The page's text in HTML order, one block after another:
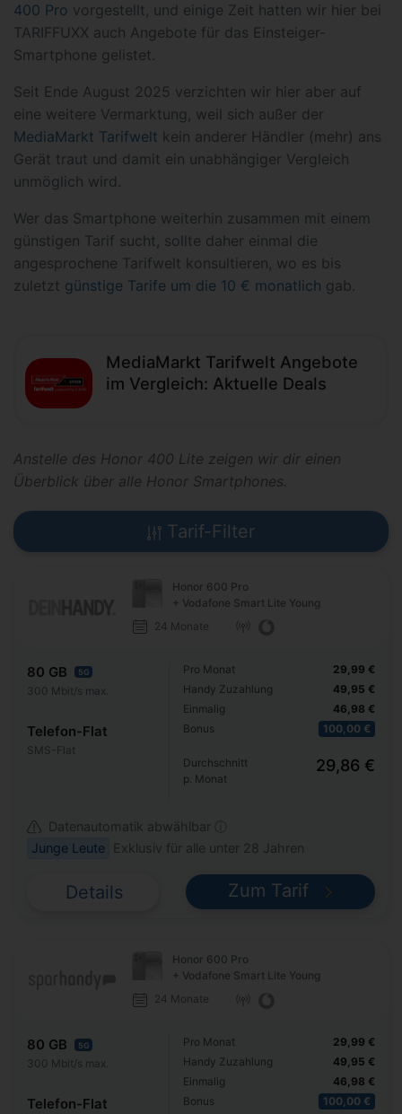
400 Pro vorgestellt, und einige Zeit hatten wir hier bei
TARIFFUXX auch Angebote für das Einsteiger-
Smartphone gelistet.
Seit Ende August 2025 verzichten wir hier aber auf
eine weitere Vermarktung, weil sich außer der
MediaMarkt Tarifwelt kein anderer Händler (mehr) ans
Gerät traut und damit ein unabhängiger Vergleich
unmöglich wird.
Wer das Smartphone weiterhin zusammen mit einem
günstigen Tarif sucht, sollte daher einmal die
angesprochene Tarifwelt konsultieren, wo es bis
zuletzt günstige Tarife um die 10 € monatlich gab.
MediaMarkt Tarifwelt Angebote
im Vergleich: Aktuelle Deals
Anstelle des Honor 400 Lite zeigen wir dir einen
Überblick über alle Honor Smartphones.
Tarif-Filter
Honor 600 Pro
+ Vodafone Smart Lite Young
24 Monate
80 GB 5G
300 Mbit/s max.
Telefon-Flat
SMS-Flat
Pro Monat
Handy Zuzahlung
Einmalig
Bonus
29,99 €
49,95 €
46,98 €
100,00 €
Durchschnitt
p. Monat
29,86 €
Datenautomatik abwählbar ⓘ
Junge Leute
Exklusiv für alle unter 28 Jahren
Details Zum Tarif
Honor 600 Pro
+ Vodafone Smart Lite Young
24 Monate
80 GB 5G
300 Mbit/s max.
Telefon-Flat
Pro Monat
Handy Zuzahlung
Einmalig
Bonus
29,99 €
49,95 €
46,98 €
100,00 €